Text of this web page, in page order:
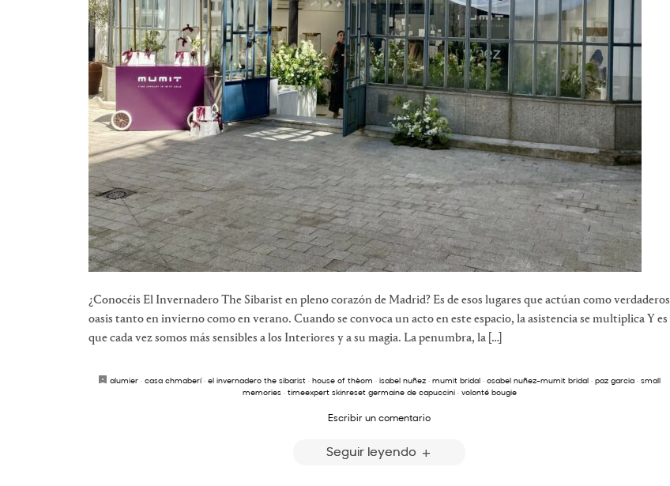
¿Conocéis El Invernadero The Sibarist en pleno corazón de Madrid? Es de esos lugares que actúan como verdaderos
oasis tanto en invierno como en verano. Cuando se convoca un acto en este espacio, la asistencia se multiplica Y es
que cada vez somos más sensibles a los Interiores y a su magia. La penumbra, la […]
alumier · casa chmaberí· el invernadero the sibarist · house of thèom · isabel nuñez · mumit bridal · osabel nuñez-mumit bridal · paz garcia · small
memories· timeexpert skinreset germaine de capuccini· volonté bougie
Escribir un comentario
Seguir leyendo